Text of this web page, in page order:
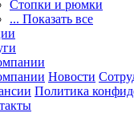
Стопки и рюмки
... Показать все
Новости
Политика